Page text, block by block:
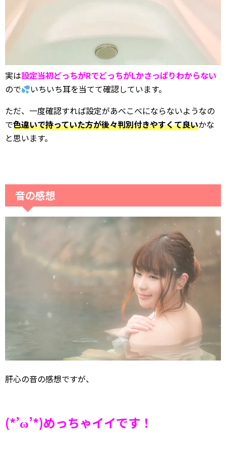
実は設定当初どっちがRでどっちがLかさっぱりわからない
ので
いちいち耳を当てて確認しています。
ただ、一度確認すれば設定があべこべにならないようなの
で色違いで持っていた方が後々判別付きやすくて良いかな
と思います。
音の感想
肝心の音の感想ですが、
(*’ω’*)めっちゃイイです！